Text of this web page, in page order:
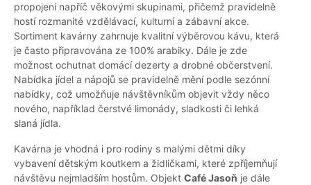
propojení napříč věkovými skupinami, přičemž pravidelně
hostí rozmanité vzdělávací, kulturní a zábavní akce.
Sortiment kavárny zahrnuje kvalitní výběrovou kávu, která
je často připravována ze 100% arabiky. Dále je zde
možnost ochutnat domácí dezerty a drobné občerstvení.
Nabídka jídel a nápojů se pravidelně mění podle sezónní
nabídky, což umožňuje návštěvníkům objevit vždy něco
nového, například čerstvé limonády, sladkosti či lehká
slaná jídla.
Kavárna je vhodná i pro rodiny s malými dětmi díky
vybavení dětským koutkem a židličkami, které zpříjemňují
návštěvu nejmladším hostům. Objekt Café Jasoň je dále